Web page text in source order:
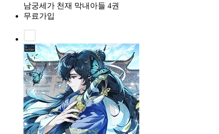
남궁세가 천재 막내아들 4권
무료가입